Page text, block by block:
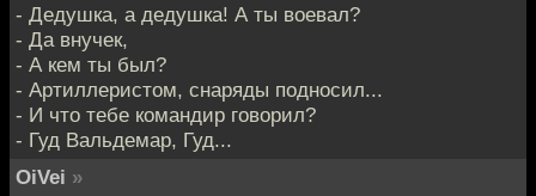
- Дедушка, а дедушка! А ты воевал?
- Да внучек,
- А кем ты был?
- Артиллеристом, снаряды подносил...
- И что тебе командир говорил?
- Гуд Вальдемар, Гуд...
OiVei »